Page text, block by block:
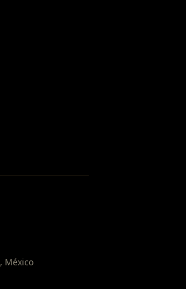
, México